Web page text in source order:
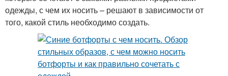
одежды, с чем их носить – решают в зависимости от
того, какой стиль необходимо создать.